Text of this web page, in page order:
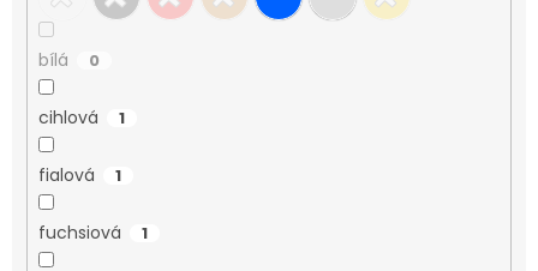
bílá 0
cihlová 1
fialová 1
fuchsiová 1